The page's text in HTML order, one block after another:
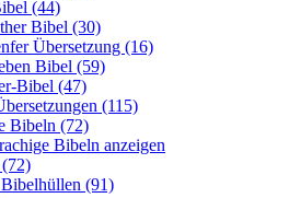
(44)
Bibel (30)
Übersetzung (16)
Bibel (59)
Bibel (47)
(115)
Bibeln (72)
Bibeln anzeigen
(72)
(91)